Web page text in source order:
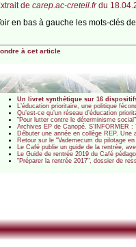
de carep.ac-creteil.frdu
en bas à gauche les mots-clés
à cet article
Un livret synthétique sur 16
L’éducation prioritaire, une politique
Qu’est-ce qu’un réseau d’éducation
"Pour lutter contre le déterminisme
Archives EP de Canopé. S’INFORMER
Débuter une année en collège REP.
Retour sur le "Vademecum du pilotage
Le Café publie un guide de la rentrée,
Le Guide de rentrée 2019 du Café
"Préparer la rentrée 2017", dossier de